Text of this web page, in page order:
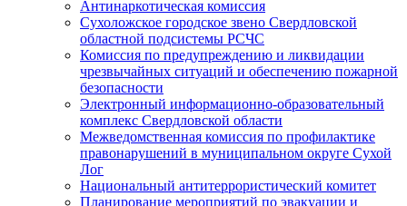
Антинаркотическая комиссия
Сухоложское городское звено Свердловской
областной подсистемы РСЧС
Комиссия по предупреждению и ликвидации
чрезвычайных ситуаций и обеспечению пожарной
безопасности
Электронный информационно-образовательный
комплекс Cвердловской области
Межведомственная комиссия по профилактике
правонарушений в муниципальном округе Сухой
Лог
Национальный антитеррористический комитет
Планирование мероприятий по эвакуации и